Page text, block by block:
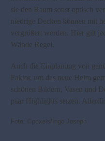
sie den Raum sonst optisch
niedrige Decken können mit
vergrößert werden. Hier gilt
Wände Regel.
Auch die Einplanung von
Faktor, um das neue Heim
schönen Bildern, Vasen und
paar Highlights setzen.
Foto: ©pexels/Ingo Joseph